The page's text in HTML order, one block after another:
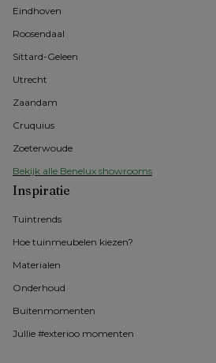
Eindhoven
Roosendaal
Sittard-Geleen
Utrecht
Zaandam
Cruquius
Zoeterwoude
Bekijk alle Benelux showrooms
Inspiratie
Tuintrends
Hoe tuinmeubelen kiezen?
Materialen
Onderhoud
Buitenmomenten
Jullie #exterioo momenten